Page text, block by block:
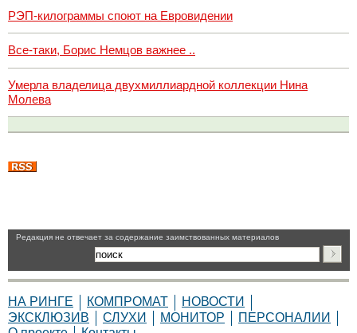
РЭП-килограммы споют на Евровидении
Все-таки, Борис Немцов важнее ..
Умерла владелица двухмиллиардной коллекции Нина
Молева
Pедакция не отвечает за содержание заимствованных материалов
НА РИНГЕ КОМПРОМАТ
НОВОСТИ
ЭКСКЛЮЗИВ
СЛУХИ МОНИТОР
ПЕРСОНАЛИИ